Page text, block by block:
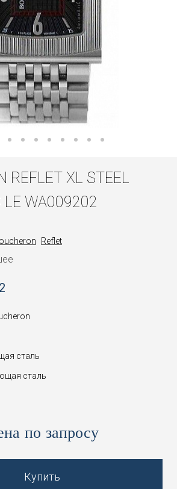
REFLET XL STEEL
LE WA009202
Reflet
сталь
сталь
по запросу
Купить